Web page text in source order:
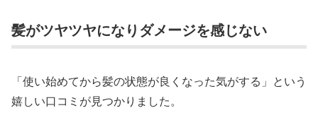
髪がツヤツヤになりダメージを感じない
「使い始めてから髪の状態が良くなった気がする」という
嬉しい口コミが見つかりました。